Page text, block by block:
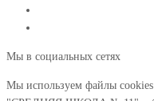
Мы в социальных сетях
Мы используем файлы